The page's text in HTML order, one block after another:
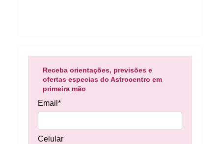
Receba orientações, previsões e
ofertas especias do Astrocentro em
primeira mão
Email*
Celular